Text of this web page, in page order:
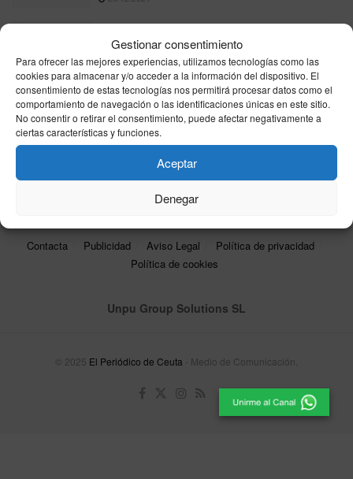
Gestionar consentimiento
Para ofrecer las mejores experiencias, utilizamos tecnologías como las
cookies para almacenar y/o acceder a la información del dispositivo. El
consentimiento de estas tecnologías nos permitirá procesar datos como el
comportamiento de navegación o las identificaciones únicas en este sitio.
No consentir o retirar el consentimiento, puede afectar negativamente a
ciertas características y funciones.
Aceptar
Denegar
Un avión con 67 personas a bordo se estrella en
Kazajistán: hay supervivientes
25/12/2024
Tragedia Aérea en León: Accidente de Avioneta
en Cimanes del Tejar
22/11/2024
Contacta Publicidad Aviso Legal
Política de privacidad
Política de cookies
Unpu Group Solutions SL
© 2025 El Periódico de Ceuta - Medio de Comunicación